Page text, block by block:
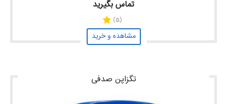
تماس بگیرید
(5)
مشاهده و خرید
تگزاپن صدفی